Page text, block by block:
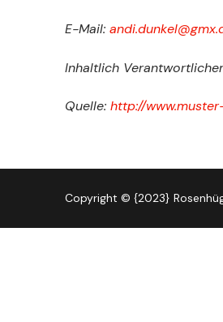
E-Mail:
Inhaltlich
Quelle: http://
Copyright © {2023}